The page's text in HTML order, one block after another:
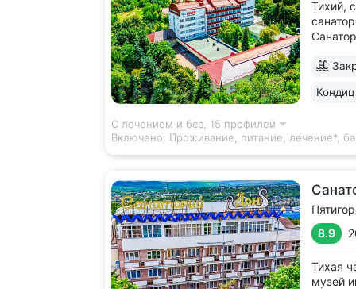
Тихий,
С лечением и без, 15 профилей
Включено: Проживание, питание, лечение*,
8.9
Тихая
музей